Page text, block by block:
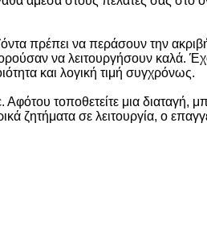
πρέπει να περάσουν την
να λειτουργήσουν καλά.
και λογική τιμή συγχρόνως.
τοποθετείτε μια διαταγή,
ζητήματα σε λειτουργία, ο